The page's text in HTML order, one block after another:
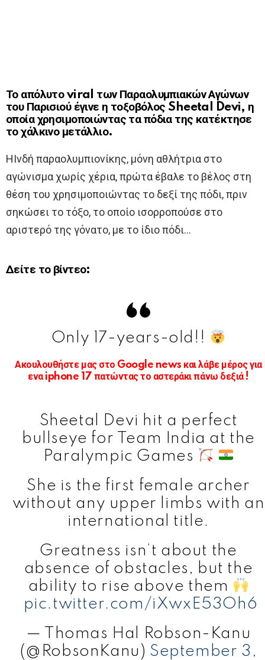
Το απόλυτο viral των Παραολυμπιακών Αγώνων
του Παρισιού έγινε η τοξοβόλος Sheetal Devi, η
οποία χρησιμοποιώντας τα πόδια της κατέκτησε
το χάλκινο μετάλλιο.
ΗΙνδή παραολυμπιονίκης, μόνη αθλήτρια στο
αγώνισμα χωρίς χέρια, πρώτα έβαλε το βέλος στη
θέση του χρησιμοποιώντας το δεξί της πόδι, πριν
σηκώσει το τόξο, το οποίο ισορροπούσε στο
αριστερό της γόνατο, με το ίδιο πόδι…
Δείτε το βίντεο:
Only 17-years-old!!
Ακουλουθήστε μας στο Google news και λάβε μέρος για
ενα iphone 17 πατώντας το αστεράκι πάνω δεξιά !
Sheetal Devi hit a perfect
bullseye for Team India at the
Paralympic Games
She is the first female archer
without any upper limbs with an
international title.
Greatness isn’t about the
absence of obstacles, but the
ability to rise above them
pic.twitter.com/iXwxE53Oh6
— Thomas Hal Robson-Kanu
(@RobsonKanu) September 3,